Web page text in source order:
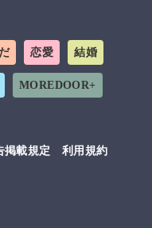
恋愛 結婚
MOREDOOR+
掲載規定
利用規約